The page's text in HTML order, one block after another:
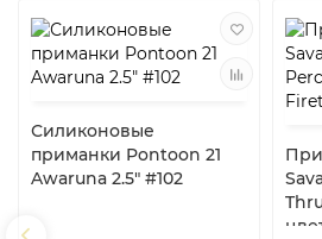
Силиконовые
приманки Pontoon 21
Awaruna 2.5" #102